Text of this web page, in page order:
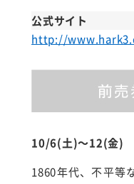
公式サイト
http://
10/6(土)～12(金
1860年代、不平等